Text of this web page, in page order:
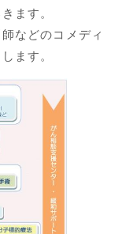
ます。
などのコメディ
ます。